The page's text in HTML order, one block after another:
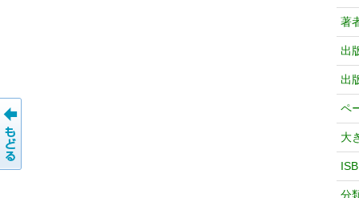
著
出
出
ペ
大
分